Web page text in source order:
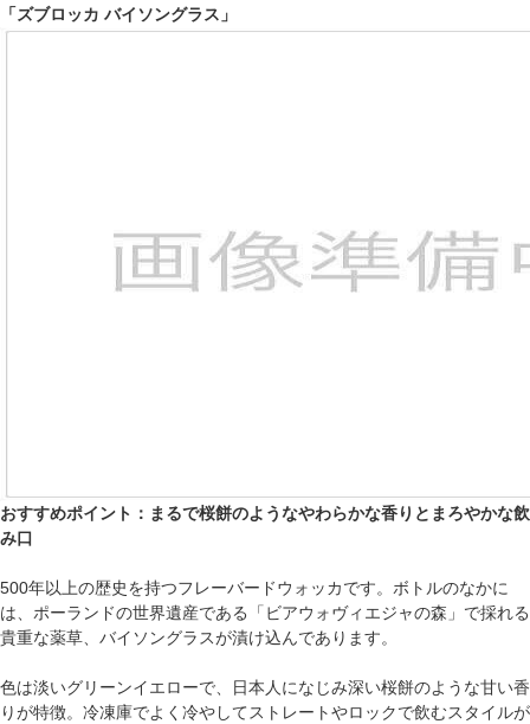
「ズブロッカ バイソングラス」
おすすめポイント：まるで桜餅のようなやわらかな香りとまろやかな飲
み口
500年以上の歴史を持つフレーバードウォッカです。ボトルのなかに
は、ポーランドの世界遺産である「ビアウォヴィエジャの森」で採れる
貴重な薬草、バイソングラスが漬け込んであります。
色は淡いグリーンイエローで、日本人になじみ深い桜餅のような甘い香
りが特徴。冷凍庫でよく冷やしてストレートやロックで飲むスタイルが